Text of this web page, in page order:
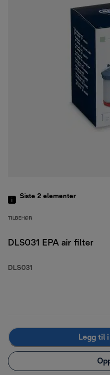
Siste 2 elementer
TILBEHØR
DLS031 EPA air filter
DLS031
Legg til